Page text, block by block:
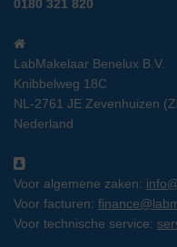
0180 321 820
LabMakelaar Benelux B.V.
Knibbelweg 18C
NL-2761 JE Zevenhuizen
Nederland
Voor algemene zaken:
Voor facturen:
Voor technische service: